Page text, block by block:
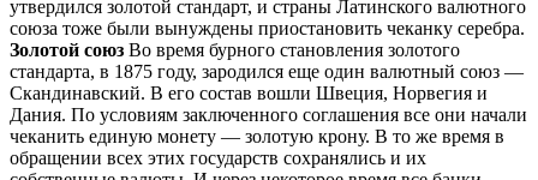
утвердился золотой стандарт, и страны Латинского валютного
союза тоже были вынуждены приостановить чеканку серебра.
Золотой союз Во время бурного становления золотого
стандарта, в 1875 году, зародился еще один валютный союз —
Скандинавский. В его состав вошли Швеция, Норвегия и
Дания. По условиям заключенного соглашения все они начали
чеканить единую монету — золотую крону. В то же время в
обращении всех этих государств сохранялись и их